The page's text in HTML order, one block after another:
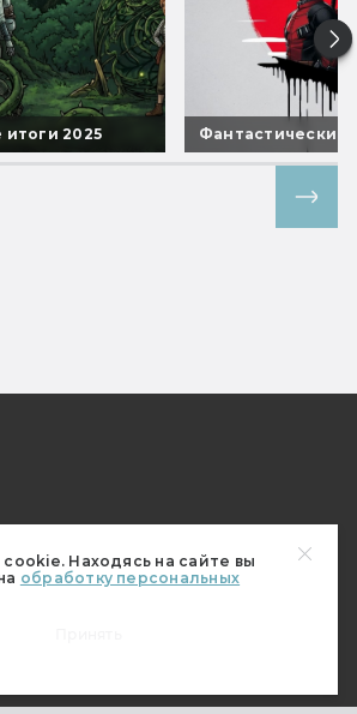
Находясь на сайте вы
обработку персональных
2025 Фантастические